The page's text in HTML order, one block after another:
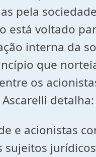
pela
está voltado
interna da
que
os
detalha:
e acionistas
sujeitos